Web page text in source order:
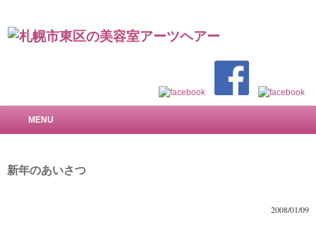
MENU
新年のあいさつ
2008/01/09